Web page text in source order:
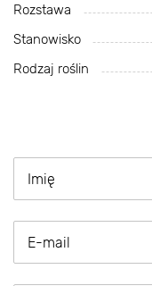
Rozstawa
Stanowisko
Rodzaj roślin